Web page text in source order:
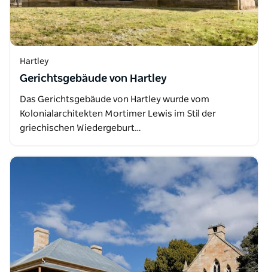
Hartley
Gerichtsgebäude von Hartley
Das Gerichtsgebäude von Hartley wurde vom
Kolonialarchitekten Mortimer Lewis im Stil der
griechischen Wiedergeburt…